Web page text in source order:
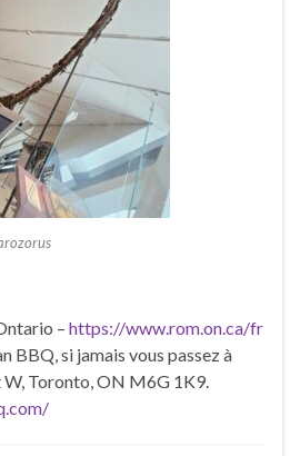
– https://www.rom.on.ca/fr
BBQ, si jamais vous passez à
Toronto, ON M6G 1K9.